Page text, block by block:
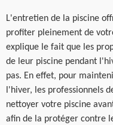
L'entretien de la piscine
profiter pleinement de
explique le fait que les
de leur piscine pendant
pas. En effet, pour
l'hiver, les professionnels
nettoyer votre piscine
afin de la protéger contre